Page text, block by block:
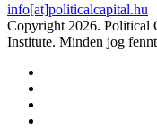
info[at]politicalcapital.hu
Copyright 2026. Political
Institute. Minden jog